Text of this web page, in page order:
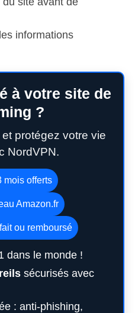
informations
à votre site de
?
protégez votre vie
NordVPN.
mois offerts
Amazon.fr
ou remboursé
dans le monde !
sécurisés avec
: anti-phishing,